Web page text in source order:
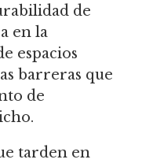
de
en la
espacios
barreras que
de
tarden en